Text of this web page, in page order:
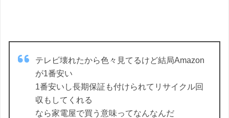
テレビ壊れたから色々見てるけど結局Amazon
が1番安い
1番安いし長期保証も付けられてリサイクル回
収もしてくれる
なら家電屋で買う意味ってなんなんだ